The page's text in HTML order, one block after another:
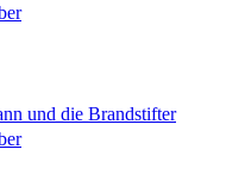
und die Brandstifter